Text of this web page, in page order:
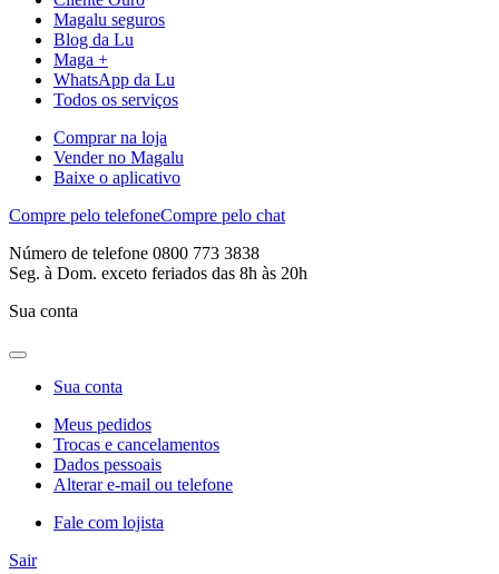
Magalu seguros
Blog da Lu
Maga +
WhatsApp da Lu
Todos os serviços
Comprar na loja
Vender no Magalu
Baixe o aplicativo
Compre pelo telefoneCompre pelo chat
Número de telefone 0800 773 3838
Seg. à Dom. exceto feriados das 8h às 20h
Sua conta
Sua conta
Meus pedidos
Trocas e cancelamentos
Dados pessoais
Alterar e-mail ou telefone
Fale com lojista
Sair